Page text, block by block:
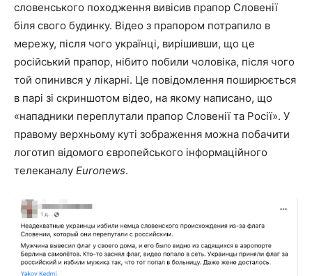
словенського походження вивісив прапор Словенії
біля свого будинку. Відео з прапором потрапило в
мережу, після чого українці, вирішивши, що це
російський прапор, нібито побили чоловіка, після чого
той опинився у лікарні. Це повідомлення поширюється
в парі зі скриншотом відео, на якому написано, що
«нападники переплутали прапор Словенії та Росії». У
правому верхньому куті зображення можна побачити
логотип відомого європейського інформаційного
телеканалу Euronews.